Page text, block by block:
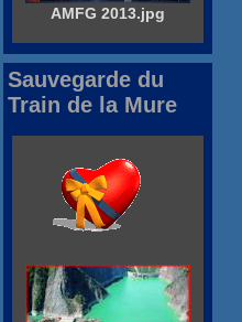
AMFG 2013.jpg
Sauvegarde du
Train de la Mure